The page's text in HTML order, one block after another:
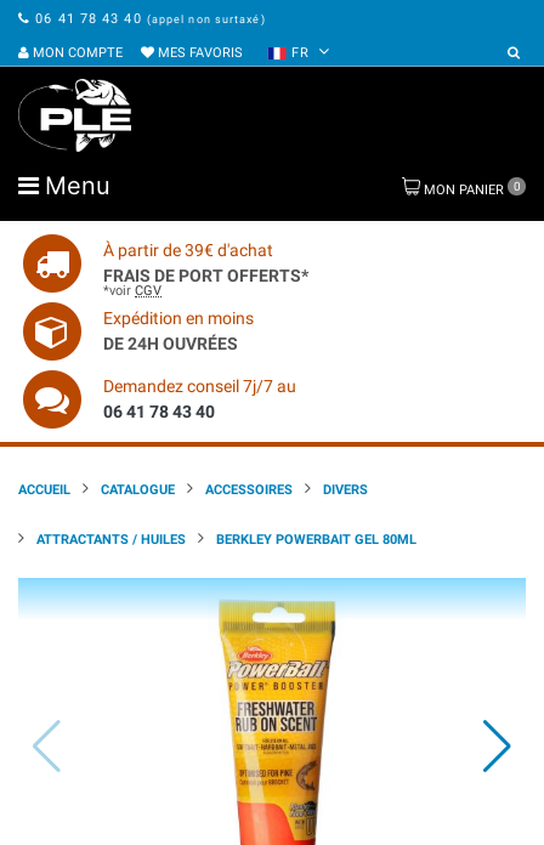
06 41 78 43 40 (appel non surtaxé)
MON COMPTE MES FAVORIS FR
Menu MON PANIER 0
À partir de 39€ d'achat
FRAIS DE PORT OFFERTS*
*voir CGV
Expédition en moins
DE 24H OUVRÉES
Demandez conseil 7j/7 au
06 41 78 43 40
ACCUEIL CATALOGUE ACCESSOIRES DIVERS
ATTRACTANTS / HUILES BERKLEY POWERBAIT GEL 80ML